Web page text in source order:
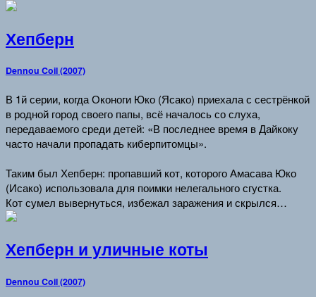
Хепберн
Dennou Coil (2007)
В 1й серии, когда Оконоги Юко (Ясако) приехала с сестрёнкой
в родной город своего папы, всё началось со слуха,
передаваемого среди детей: «В последнее время в Дайкоку
часто начали пропадать киберпитомцы».
Таким был Хепберн: пропавший кот, которого Амасава Юко
(Исако) использовала для поимки нелегального сгустка.
Кот сумел вывернуться, избежал заражения и скрылся…
Хепберн и уличные коты
Dennou Coil (2007)